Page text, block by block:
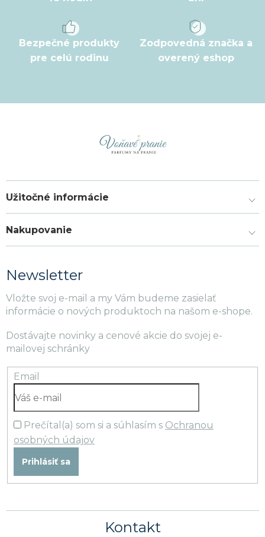
Bezpečné produkty
pre celú rodinu
Zodpovedná značka a
overený eshop
Užitočné informácie
Nakupovanie
Newsletter
Vložte svoj e-mail a my Vám budeme zasielať
informácie o nových produktoch na našom e-shope.
Dostávajte novinky a cenové akcie do svojej e-
mailovej schránky
Email
Prečítal(a) som si a súhlasím s Ochranou
osobných údajov
Prihlásiť sa
Kontakt